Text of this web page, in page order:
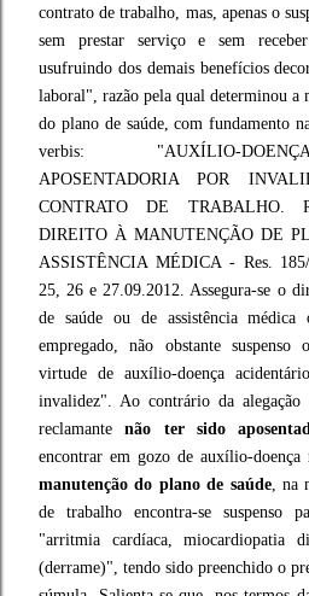
contrato de trabalho, mas, apenas o
sem prestar serviço e sem
usufruindo dos demais benefícios
laboral", razão pela qual determinou a
do plano de saúde, com fundamento
verbis: "AUXÍLIO-
APOSENTADORIA POR
CONTRATO DE TRABALHO.
DIREITO À MANUTENÇÃO DE
ASSISTÊNCIA MÉDICA - Res.
25, 26 e 27.09.2012. Assegura-se o
de saúde ou de assistência médica
empregado, não obstante
virtude de auxílio-doença
invalidez". Ao contrário da
reclamantenão ter sido
encontrar em gozo de auxílio-doença
manutenção do plano de saúde, na
de trabalho encontra-se suspenso
"arritmia cardíaca, miocardiopatia
(derrame)", tendo sido preenchido o